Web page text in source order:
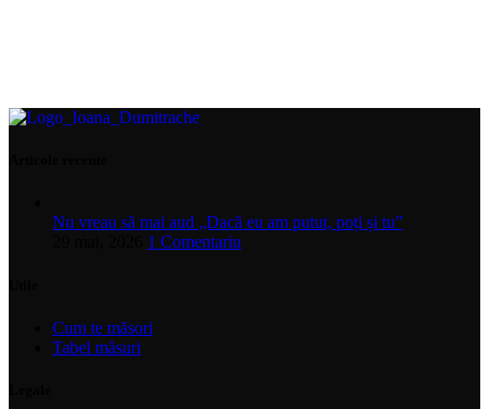
Nu vreau să mai aud „Dacă eu am putut, poți și tu”
1 Comentariu
Cum te măsori
Tabel măsuri